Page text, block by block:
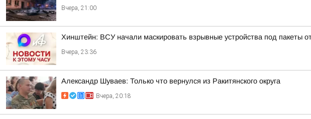
Вчера, 21:00
Хинштейн: ВСУ начали маскировать взрывные устройства под пакеты
Вчера, 23:36
Александр Шуваев: Только что вернулся из Ракитянского округа
Вчера, 20:18